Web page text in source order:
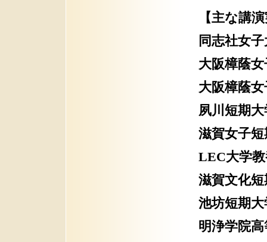
【主な講
同志社女
大阪樟蔭
大阪樟蔭
夙川短期
滋賀女子
LEC大学
滋賀文化
池坊短期
明浄学院